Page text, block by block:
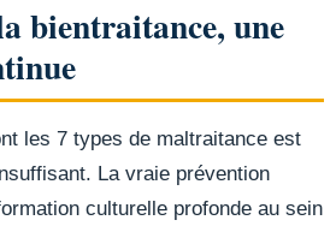
bientraitance, une
les 7 types de maltraitance est
La vraie prévention
culturelle profonde au sein